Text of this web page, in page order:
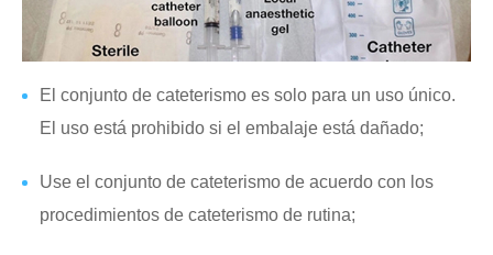
El conjunto de cateterismo es solo para un uso único.
El uso está prohibido si el embalaje está dañado;
Use el conjunto de cateterismo de acuerdo con los
procedimientos de cateterismo de rutina;